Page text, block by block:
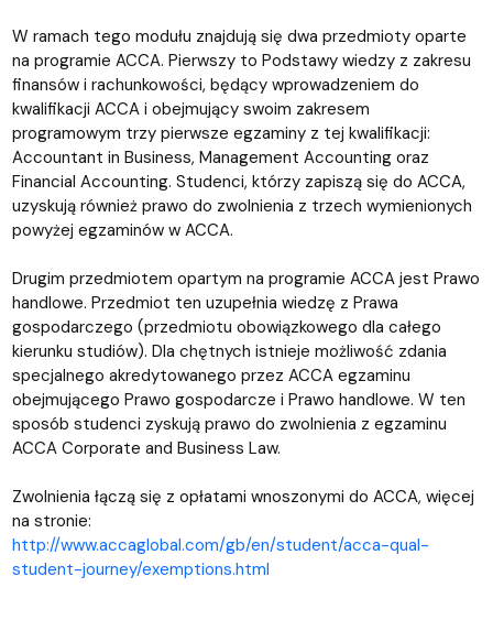
W ramach tego modułu znajdują się dwa przedmioty oparte
na programie ACCA. Pierwszy to Podstawy wiedzy z zakresu
finansów i rachunkowości, będący wprowadzeniem do
kwalifikacji ACCA i obejmujący swoim zakresem
programowym trzy pierwsze egzaminy z tej kwalifikacji:
Accountant in Business, Management Accounting oraz
Financial Accounting. Studenci, którzy zapiszą się do ACCA,
uzyskują również prawo do zwolnienia z trzech wymienionych
powyżej egzaminów w ACCA.
Drugim przedmiotem opartym na programie ACCA jest Prawo
handlowe. Przedmiot ten uzupełnia wiedzę z Prawa
gospodarczego (przedmiotu obowiązkowego dla całego
kierunku studiów). Dla chętnych istnieje możliwość zdania
specjalnego akredytowanego przez ACCA egzaminu
obejmującego Prawo gospodarcze i Prawo handlowe. W ten
sposób studenci zyskują prawo do zwolnienia z egzaminu
ACCA Corporate and Business Law.
Zwolnienia łączą się z opłatami wnoszonymi do ACCA, więcej
na stronie:
http://www.accaglobal.com/gb/en/student/acca-qual-
student-journey/exemptions.html